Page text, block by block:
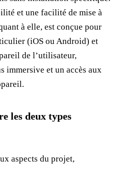
et une facilité de mise à
à elle, est conçue pour
(iOS ou Android) et
de l’utilisateur,
immersive et un accès aux
les deux types
aspects du projet,